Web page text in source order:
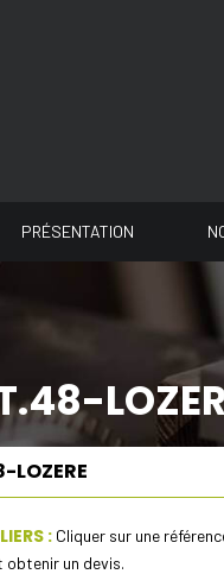
PRÉSENTATION
LOZERE
: Cliquer sur une
obtenir un devis.